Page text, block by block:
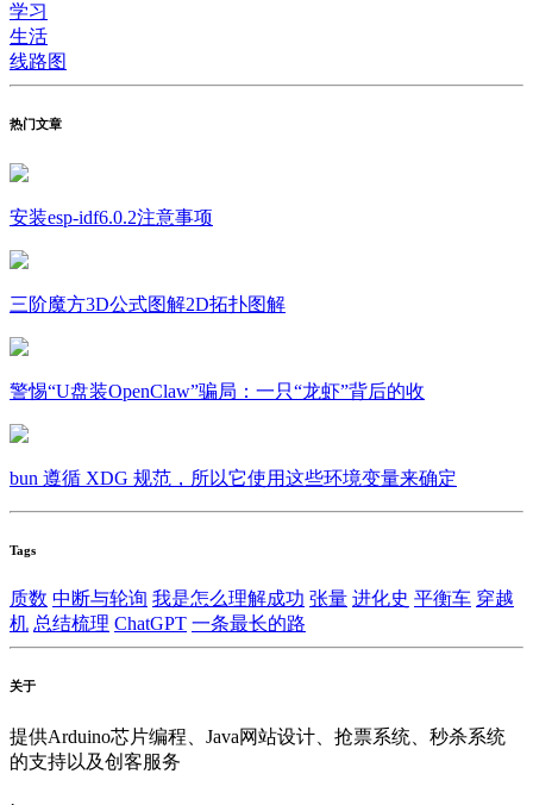
学习
生活
线路图
热门文章
安装esp-idf6.0.2注意事项
三阶魔方3D公式图解2D拓扑图解
警惕“U盘装OpenClaw”骗局：一只“龙虾”背后的收
bun 遵循 XDG 规范，所以它使用这些环境变量来确定
Tags
质数 中断与轮询 我是怎么理解成功 张量 进化史 平衡车 穿越
机 总结梳理 ChatGPT 一条最长的路
关于
提供Arduino芯片编程、Java网站设计、抢票系统、秒杀系统
的支持以及创客服务